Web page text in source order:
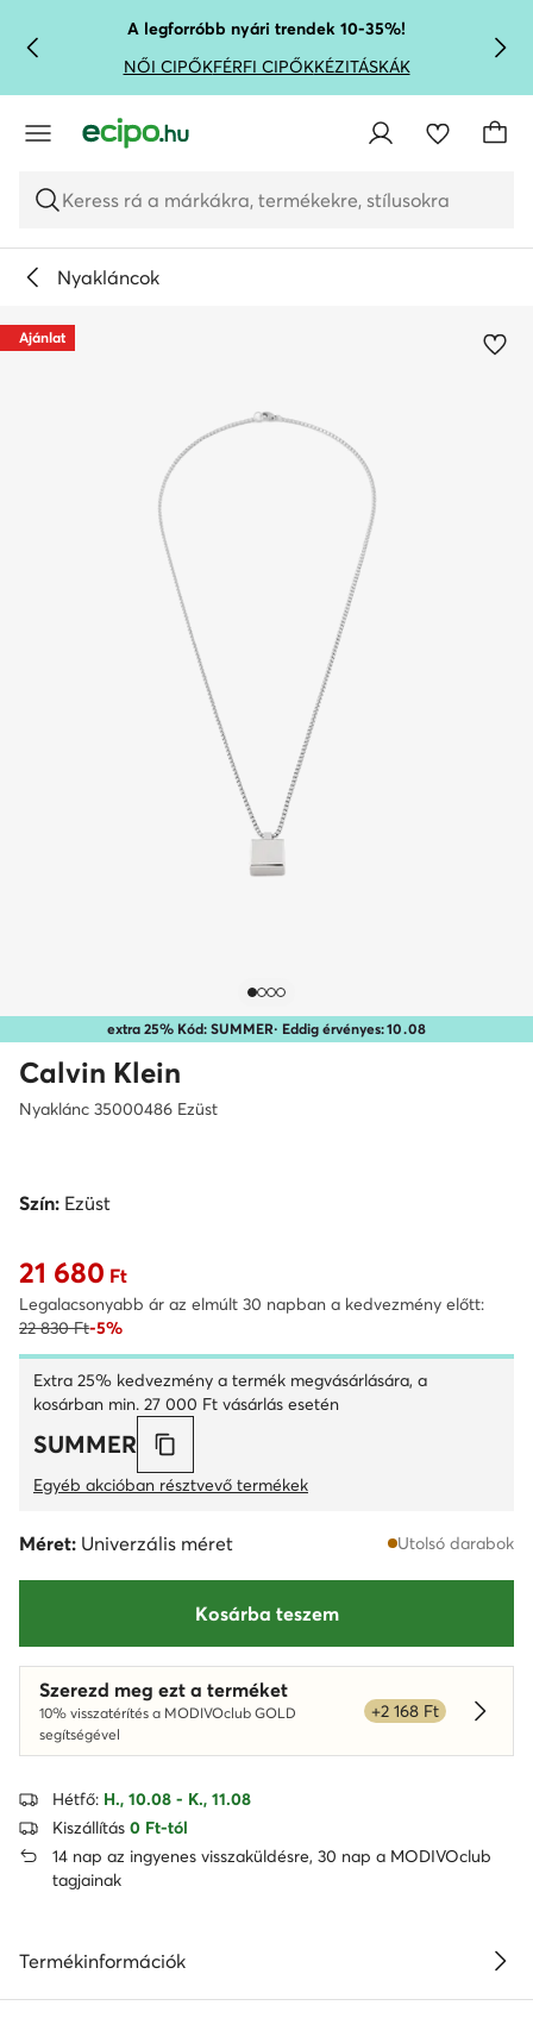
UGRÁS A FŐ TARTALOMRA
UGRÁS A KERESÉSHEZA legforróbb nyári trendek 10-35%!
NŐI CIPŐKFÉRFI CIPŐKKÉZITÁSKÁK
Keress rá a márkákra, termékekre, stílusokra
Nyakláncok
extra 25% Kód: SUMMER· Eddig érvényes:10.08
Ajánlat
Calvin Klein
Nyaklánc 35000486 Ezüst
Szín: Ezüst
Aktuális ár 21 680 Ft
21 680 Ft
Legalacsonyabb ár az elmúlt 30 napban a kedvezmény előtt:
22 830 Ft-5%
Extra 25% kedvezmény a termék megvásárlására, a
kosárban min. 27 000 Ft vásárlás esetén
SUMMER
Egyéb akcióban résztvevő termékek
Méret: Univerzális méret Utolsó darabok
Kosárba teszem
Szerezd meg ezt a terméket
10% visszatérítés a MODIVOclub GOLD
segítségével
+2 168 Ft
Hétfő: H., 10.08 - K., 11.08
Kiszállítás 0 Ft-tól
14 nap az ingyenes visszaküldésre, 30 nap a MODIVOclub
tagjainak
Termékinformációk